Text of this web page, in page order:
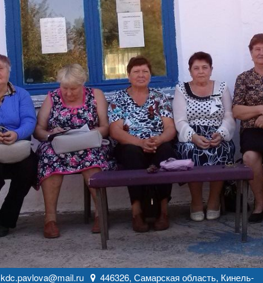
kdc.pavlova@mail.ru
446326, Самарская область, Кинель-